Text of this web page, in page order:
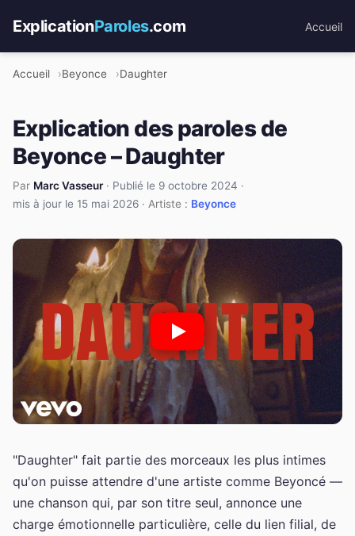
ExplicationParoles.com Accueil
Accueil Beyonce Daughter
Explication des paroles de
Beyonce – Daughter
Par Marc Vasseur· Publié le 9 octobre 2024 ·
mis à jour le 15 mai 2026 · Artiste : Beyonce
"Daughter" fait partie des morceaux les plus intimes
qu'on puisse attendre d'une artiste comme Beyoncé —
une chanson qui, par son titre seul, annonce une
charge émotionnelle particulière, celle du lien filial, de